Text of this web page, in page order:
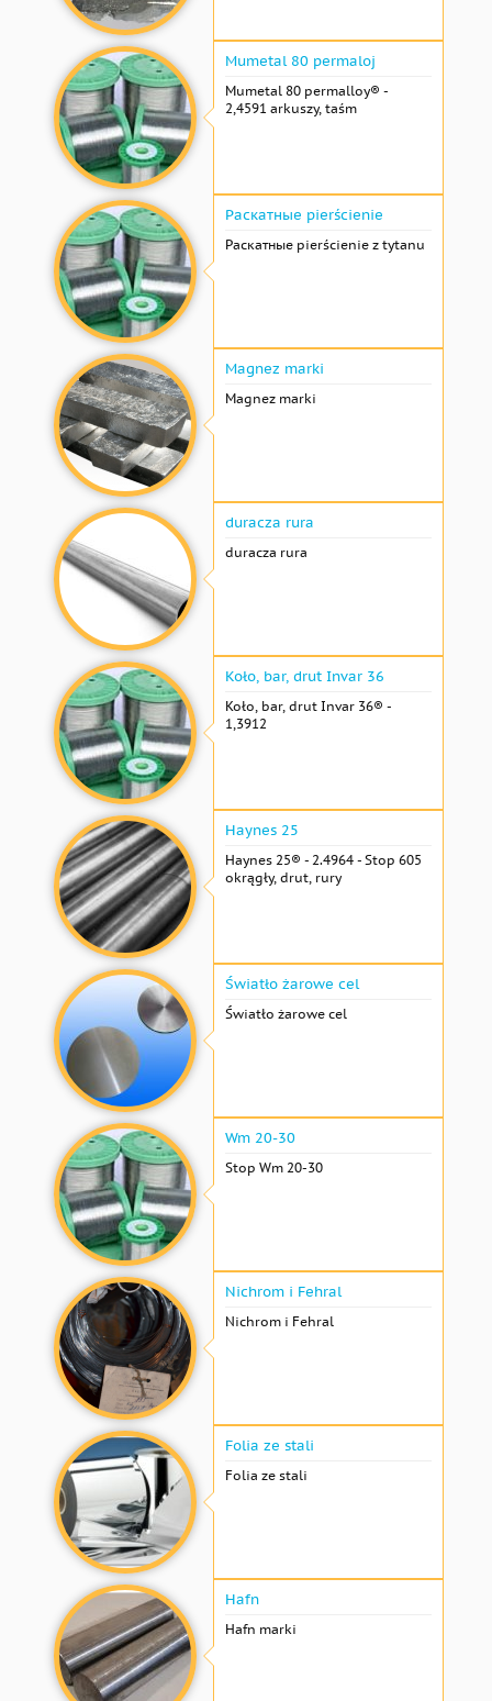
Mumetal 80 permaloj
Mumetal 80 permalloy® -
2,4591 arkuszy, taśm
Раскатные pierścienie
Раскатные pierścienie z tytanu
Magnez marki
Magnez marki
duracza rura
duracza rura
Koło, bar, drut Invar 36
Koło, bar, drut Invar 36® -
1,3912
Haynes 25
Haynes 25® - 2.4964 - Stop 605
okrągły, drut, rury
Światło żarowe cel
Światło żarowe cel
Wm 20-30
Stop Wm 20-30
Nichrom i Fehral
Nichrom i Fehral
Folia ze stali
Folia ze stali
Hafn
Hafn marki